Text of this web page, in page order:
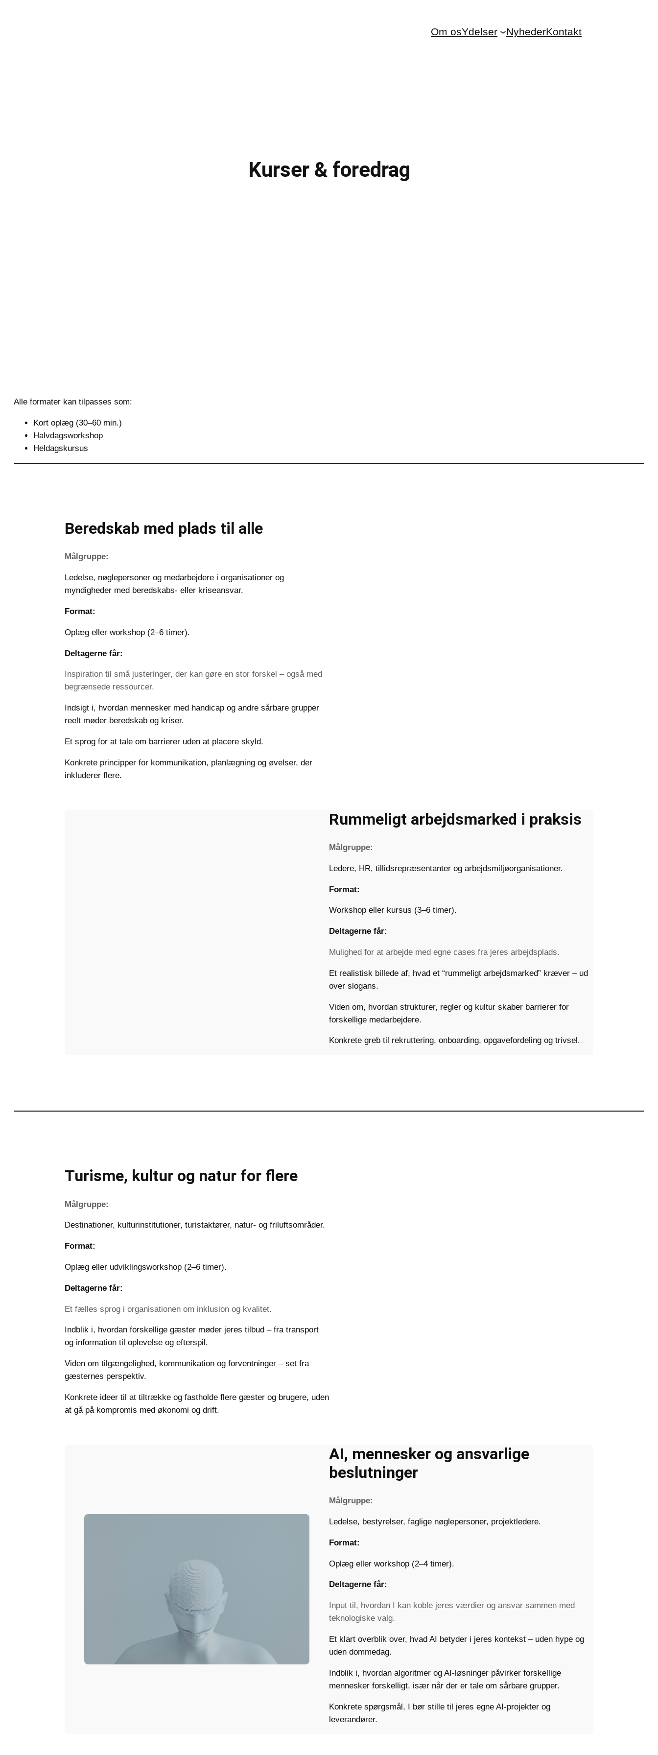
Om osYdelser NyhederKontakt
Kurser & foredrag
Alle formater kan tilpasses som:
Kort oplæg (30–60 min.)
Halvdagsworkshop
Heldagskursus
Beredskab med plads til alle
Målgruppe:
Ledelse, nøglepersoner og medarbejdere i organisationer og
myndigheder med beredskabs- eller kriseansvar.
Format:
Oplæg eller workshop (2–6 timer).
Deltagerne får:
Inspiration til små justeringer, der kan gøre en stor forskel – også med
begrænsede ressourcer.
Indsigt i, hvordan mennesker med handicap og andre sårbare grupper
reelt møder beredskab og kriser.
Et sprog for at tale om barrierer uden at placere skyld.
Konkrete principper for kommunikation, planlægning og øvelser, der
inkluderer flere.
Rummeligt arbejdsmarked i praksis
Målgruppe:
Ledere, HR, tillidsrepræsentanter og arbejdsmiljøorganisationer.
Format:
Workshop eller kursus (3–6 timer).
Deltagerne får:
Mulighed for at arbejde med egne cases fra jeres arbejdsplads.
Et realistisk billede af, hvad et “rummeligt arbejdsmarked” kræver – ud
over slogans.
Viden om, hvordan strukturer, regler og kultur skaber barrierer for
forskellige medarbejdere.
Konkrete greb til rekruttering, onboarding, opgavefordeling og trivsel.
Turisme, kultur og natur for flere
Målgruppe:
Destinationer, kulturinstitutioner, turistaktører, natur- og friluftsområder.
Format:
Oplæg eller udviklingsworkshop (2–6 timer).
Deltagerne får:
Et fælles sprog i organisationen om inklusion og kvalitet.
Indblik i, hvordan forskellige gæster møder jeres tilbud – fra transport
og information til oplevelse og efterspil.
Viden om tilgængelighed, kommunikation og forventninger – set fra
gæsternes perspektiv.
Konkrete ideer til at tiltrække og fastholde flere gæster og brugere, uden
at gå på kompromis med økonomi og drift.
AI, mennesker og ansvarlige
beslutninger
Målgruppe:
Ledelse, bestyrelser, faglige nøglepersoner, projektledere.
Format:
Oplæg eller workshop (2–4 timer).
Deltagerne får:
Input til, hvordan I kan koble jeres værdier og ansvar sammen med
teknologiske valg.
Et klart overblik over, hvad AI betyder i jeres kontekst – uden hype og
uden dommedag.
Indblik i, hvordan algoritmer og AI-løsninger påvirker forskellige
mennesker forskelligt, især når der er tale om sårbare grupper.
Konkrete spørgsmål, I bør stille til jeres egne AI-projekter og
leverandører.